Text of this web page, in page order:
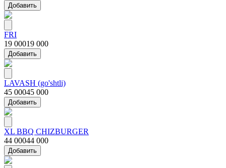
Добавить
FRI
19 00019 000
Добавить
LAVASH (go'shtli)
45 00045 000
Добавить
XL BBQ CHIZBURGER
44 00044 000
Добавить